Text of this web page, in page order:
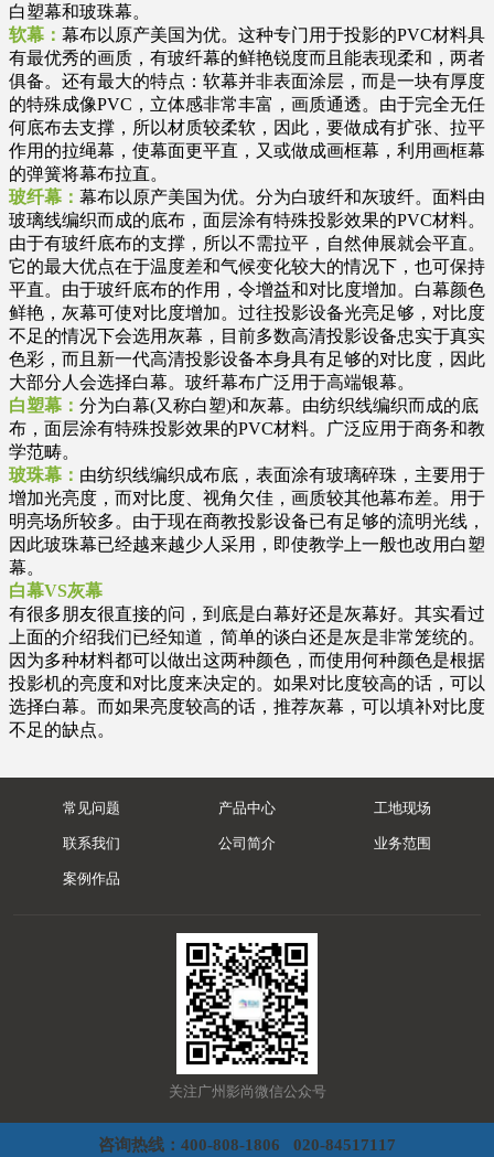
白塑幕和玻珠幕。
软幕： 幕布以原产美国为优。这种专门用于投影的PVC材料具
有最优秀的画质，有玻纤幕的鲜艳锐度而且能表现柔和，两者
俱备。还有最大的特点：软幕并非表面涂层，而是一块有厚度
的特殊成像PVC，立体感非常丰富，画质通透。由于完全无任
何底布去支撑，所以材质较柔软，因此，要做成有扩张、拉平
作用的拉绳幕，使幕面更平直，又或做成画框幕，利用画框幕
的弹簧将幕布拉直。
玻纤幕： 幕布以原产美国为优。分为白玻纤和灰玻纤。面料由
玻璃线编织而成的底布，面层涂有特殊投影效果的PVC材料。
由于有玻纤底布的支撑，所以不需拉平，自然伸展就会平直。
它的最大优点在于温度差和气候变化较大的情况下，也可保持
平直。由于玻纤底布的作用，令增益和对比度增加。白幕颜色
鲜艳，灰幕可使对比度增加。过往投影设备光亮足够，对比度
不足的情况下会选用灰幕，目前多数高清投影设备忠实于真实
色彩，而且新一代高清投影设备本身具有足够的对比度，因此
大部分人会选择白幕。玻纤幕布广泛用于高端银幕。
白塑幕： 分为白幕(又称白塑)和灰幕。由纺织线编织而成的底
布，面层涂有特殊投影效果的PVC材料。广泛应用于商务和教
学范畴。
玻珠幕： 由纺织线编织成布底，表面涂有玻璃碎珠，主要用于
增加光亮度，而对比度、视角欠佳，画质较其他幕布差。用于
明亮场所较多。由于现在商教投影设备已有足够的流明光线，
因此玻珠幕已经越来越少人采用，即使教学上一般也改用白塑
幕。
白幕VS灰幕
有很多朋友很直接的问，到底是白幕好还是灰幕好。其实看过
上面的介绍我们已经知道，简单的谈白还是灰是非常笼统的。
因为多种材料都可以做出这两种颜色，而使用何种颜色是根据
投影机的亮度和对比度来决定的。如果对比度较高的话，可以
选择白幕。而如果亮度较高的话，推荐灰幕，可以填补对比度
不足的缺点。
常见问题 产品中心 工地现场
联系我们 公司简介 业务范围
案例作品
关注广州影尚微信公众号
咨询热线：400-808-1806 020-84517117